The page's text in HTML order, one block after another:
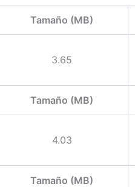
Tamaño (MB)
3.65
Tamaño (MB)
4.03
Tamaño (MB)